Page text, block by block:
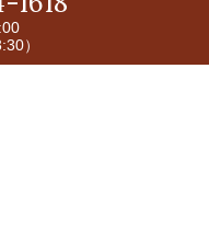
セラピスト
）